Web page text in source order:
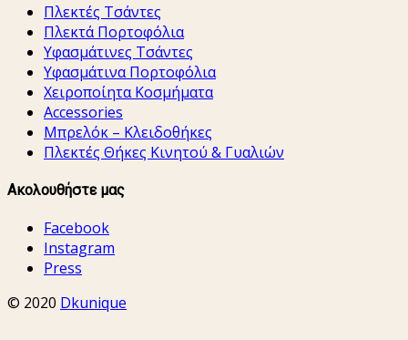
Πλεκτές Τσάντες
Πλεκτά Πορτοφόλια
Υφασμάτινες Τσάντες
Υφασμάτινα Πορτοφόλια
Χειροποίητα Κοσμήματα
Accessories
Μπρελόκ – Κλειδοθήκες
Πλεκτές Θήκες Κινητού & Γυαλιών
Ακολουθήστε μας
Facebook
Instagram
Press
© 2020 Dkunique